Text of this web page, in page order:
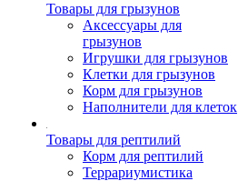
Товары для грызунов
Аксессуары для
грызунов
Игрушки для грызунов
Клетки для грызунов
Корм для грызунов
Наполнители для клеток
Товары для рептилий
Корм для рептилий
Террариумистика